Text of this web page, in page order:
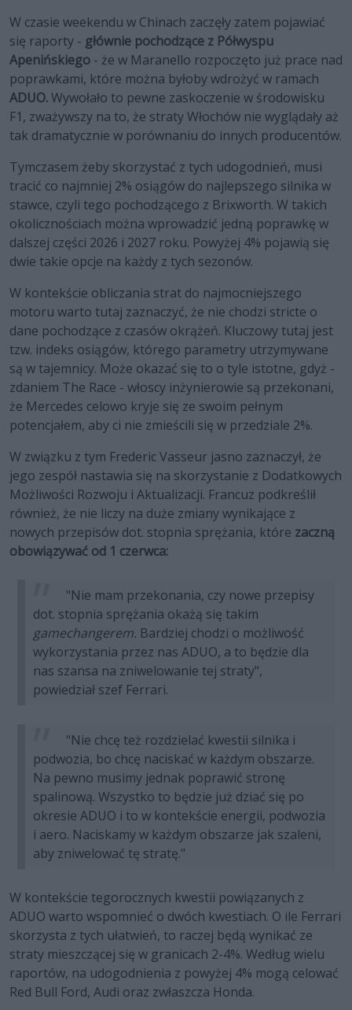
W czasie weekendu w Chinach zaczęły zatem pojawiać
się raporty - głównie pochodzące z Półwyspu
Apenińskiego - że w Maranello rozpoczęto już prace nad
poprawkami, które można byłoby wdrożyć w ramach
ADUO.Wywołało to pewne zaskoczenie w środowisku
F1, zważywszy na to, że straty Włochów nie wyglądały aż
tak dramatycznie w porównaniu do innych producentów.
Tymczasem żeby skorzystać z tych udogodnień, musi
tracić co najmniej 2% osiągów do najlepszego silnika w
stawce, czyli tego pochodzącego z Brixworth. W takich
okolicznościach można wprowadzić jedną poprawkę w
dalszej części 2026 i 2027 roku. Powyżej 4% pojawią się
dwie takie opcje na każdy z tych sezonów.
W kontekście obliczania strat do najmocniejszego
motoru warto tutaj zaznaczyć, że nie chodzi stricte o
dane pochodzące z czasów okrążeń. Kluczowy tutaj jest
tzw. indeks osiągów, którego parametry utrzymywane
są w tajemnicy. Może okazać się to o tyle istotne, gdyż -
zdaniem The Race - włoscy inżynierowie są przekonani,
że Mercedes celowo kryje się ze swoim pełnym
potencjałem, aby ci nie zmieścili się w przedziale 2%.
W związku z tym Frederic Vasseur jasno zaznaczył, że
jego zespół nastawia się na skorzystanie z Dodatkowych
Możliwości Rozwoju i Aktualizacji. Francuz podkreślił
również, że nie liczy na duże zmiany wynikające z
nowych przepisów dot. stopnia sprężania, które zaczną
obowiązywać od 1 czerwca:
"Nie mam przekonania, czy nowe przepisy
dot. stopnia sprężania okażą się takim
gamechangerem. Bardziej chodzi o możliwość
wykorzystania przez nas ADUO, a to będzie dla
nas szansa na zniwelowanie tej straty",
powiedział szef Ferrari.
"Nie chcę też rozdzielać kwestii silnika i
podwozia, bo chcę naciskać w każdym obszarze.
Na pewno musimy jednak poprawić stronę
spalinową. Wszystko to będzie już dziać się po
okresie ADUO i to w kontekście energii, podwozia
i aero. Naciskamy w każdym obszarze jak szaleni,
aby zniwelować tę stratę."
W kontekście tegorocznych kwestii powiązanych z
ADUO warto wspomnieć o dwóch kwestiach. O ile Ferrari
skorzysta z tych ułatwień, to raczej będą wynikać ze
straty mieszczącej się w granicach 2-4%. Według wielu
raportów, na udogodnienia z powyżej 4% mogą celować
Red Bull Ford, Audi oraz zwłaszcza Honda.